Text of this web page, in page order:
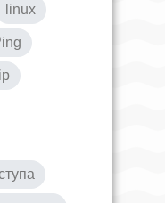
linux